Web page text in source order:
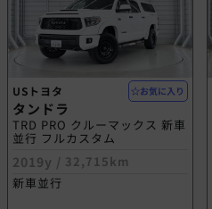
お気に入り
USトヨタ
タンドラ
TRD PRO クルーマックス 新車
並行 フルカスタム
2019y / 32,715km
新車並行